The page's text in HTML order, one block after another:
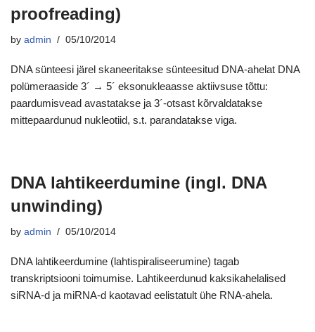
proofreading)
by admin 05/10/2014
DNA sünteesi järel skaneeritakse sünteesitud DNA-ahelat DNA
polümeraaside 3´ → 5´ eksonukleaasse aktiivsuse tõttu:
paardumisvead avastatakse ja 3´-otsast kõrvaldatakse
mittepaardunud nukleotiid, s.t. parandatakse viga.
DNA lahtikeerdumine (ingl. DNA
unwinding)
by admin 05/10/2014
DNA lahtikeerdumine (lahtispiraliseerumine) tagab
transkriptsiooni toimumise. Lahtikeerdunud kaksikahelalised
siRNA-d ja miRNA-d kaotavad eelistatult ühe RNA-ahela.